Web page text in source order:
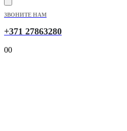
ЗВОНИТЕ НАМ
+371 27863280
00